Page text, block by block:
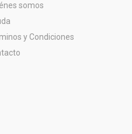
somos
y Condiciones